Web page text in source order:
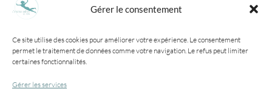
Gérer le consentement
Ce site utilise des cookies pour améliorer votre expérience. Le consentement
permet le traitement de données comme votre navigation. Le refus peut limiter
certaines fonctionnalités.
Gérer les services
Basée en Bourgogne-Franche-
contact@lentre-reve-